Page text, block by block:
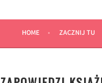
HOME ZACZNIJ TU